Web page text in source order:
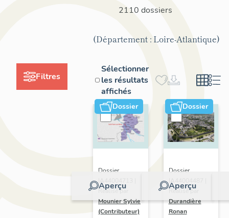
Filtres
2110 dossiers
(Département : Loire-Atlantique)
Sélectionner
les résultats
affichés
Dossier
Aperçu
Dossier
IA44004713 |
Réalisé par
Mounier Sylvie
(Contributeur)
Dossier
Aperçu
Dossier
IA44004487 |
Réalisé par
Durandière
Ronan